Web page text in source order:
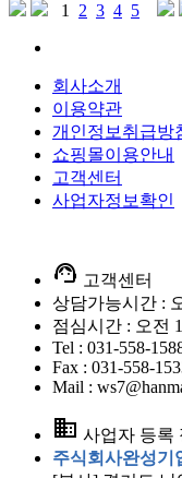
1 2 3 4 5
회사소개
이용약관
개인정보취급방
쇼핑몰이용안내
고객센터
사업자정보확인
support_agent 고객센터
상담가능시간 :
점심시간 : 오전
Tel : 031-558-
Fax : 031-558-
Mail :
business 사업자 등록
주식회사완성기